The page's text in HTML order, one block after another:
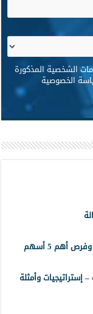
الشخصية المذكورة
الخصوصية
إستراتيجيات وأمثلة